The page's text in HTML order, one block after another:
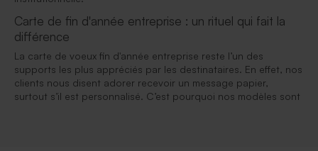
Carte de fin d'année entreprise : un rituel qui fait la
différence
La carte de voeux fin d'année entreprise reste l’un des
supports les plus appréciés par les destinataires. En effet, nos
clients nous disent adorer recevoir un message papier,
surtout s’il est personnalisé. C’est pourquoi nos modèles sont